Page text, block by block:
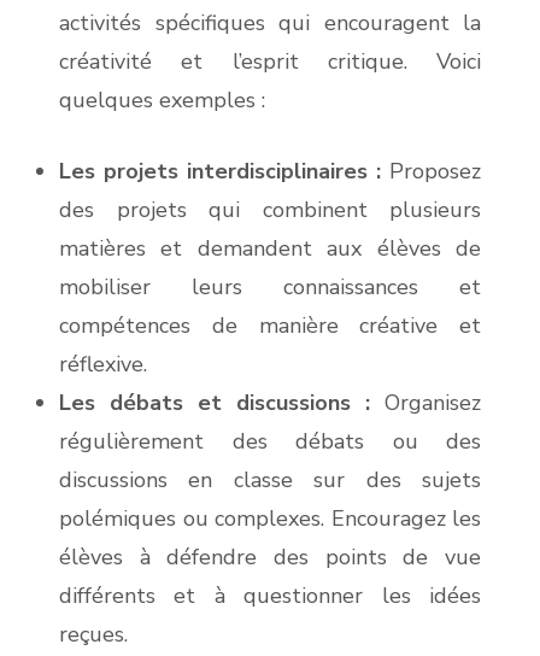
activités spécifiques qui encouragent la
créativité et l’esprit critique. Voici
quelques exemples :
Les projets interdisciplinaires : Proposez
des projets qui combinent plusieurs
matières et demandent aux élèves de
mobiliser leurs connaissances et
compétences de manière créative et
réflexive.
Les débats et discussions : Organisez
régulièrement des débats ou des
discussions en classe sur des sujets
polémiques ou complexes. Encouragez les
élèves à défendre des points de vue
différents et à questionner les idées
reçues.